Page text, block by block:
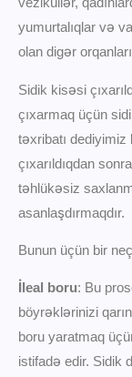
yumurtalıqlar və
olan digər
Sidik kisəsi
çıxarmaq üçün
təxribatı
çıxarıldıqdan
təhlükəsiz
asanlaşdırmaqdır.
Bunun üçün bir
İleal boru: Bu
böyrəklərinizi
boru yaratmaq
istifadə edir. Sidik